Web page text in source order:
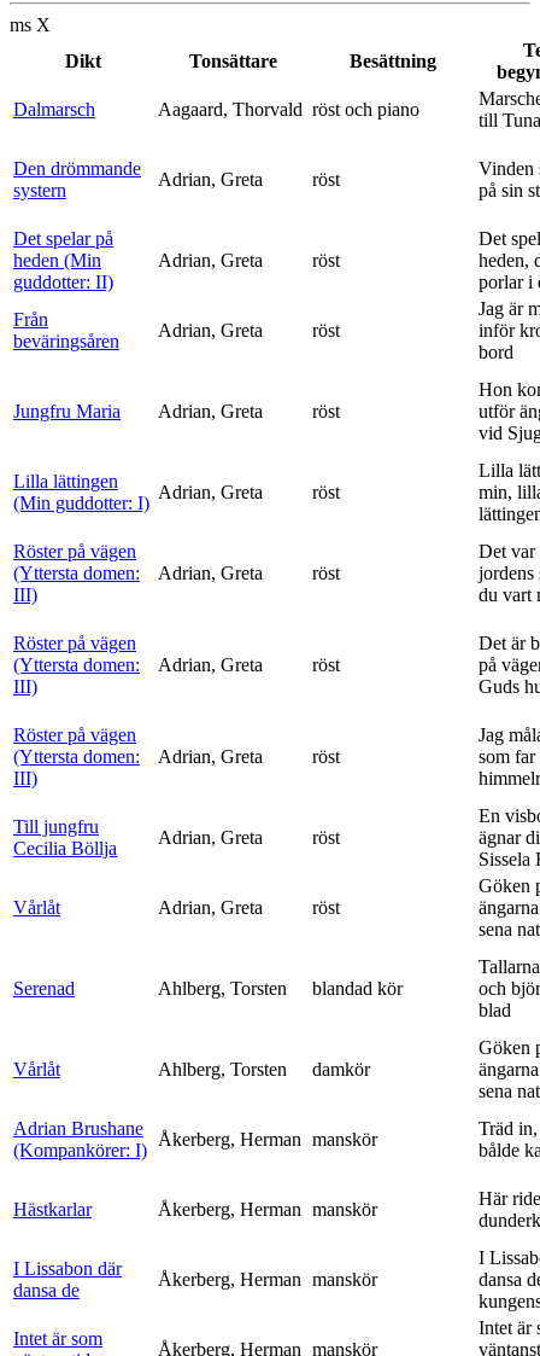
ms X
Dikt
Tonsättare Besättning
Dalmarsch
Aagaard, Thorvald röst och piano
till Tuna
Den drömmande
systern
Adrian, Greta röst
Vinden
på sin
Det spelar på
heden (Min
guddotter: II)
Adrian, Greta röst
Det
heden,
porlar i
Från
beväringsåren
Adrian, Greta röst
Jag är
inför
bord
Jungfru Maria Adrian, Greta röst
Hon
utför
vid
Lilla lättingen
(Min guddotter: I)
Adrian, Greta röst
Lilla
min,
Röster på vägen
(Yttersta domen:
III)
Adrian, Greta röst
Det var
jordens
du vart
Röster på vägen
(Yttersta domen:
III)
Adrian, Greta röst
Det är
på
Guds
Röster på vägen
(Yttersta domen:
III)
Adrian, Greta röst
Jag
som
Till jungfru
Cecilia Böllja
Adrian, Greta röst
En
ägnar
Sissela
Vårlåt Adrian, Greta röst
Göken
sena
Serenad Ahlberg, Torsten blandad kör
och
blad
Vårlåt Ahlberg, Torsten damkör
Göken
sena
Adrian Brushane
(Kompankörer: I)
Åkerberg, Herman manskör
Träd
bålde
Hästkarlar Åkerberg, Herman manskör
Här
I Lissabon där
dansa de
Åkerberg, Herman manskör
I
dansa
Intet är som
Åkerberg, Herman manskör
Intet är